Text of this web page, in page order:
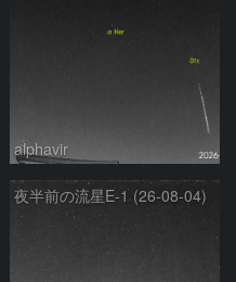
alphavir
夜半前の流星E-1 (26-08-04)